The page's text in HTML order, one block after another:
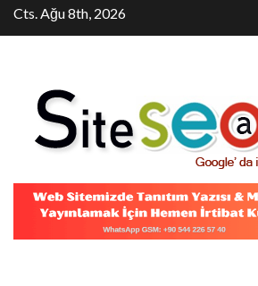
Skip
to
Cts. Ağu 8th, 2026